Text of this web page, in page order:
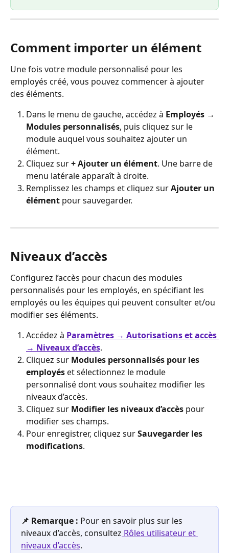
Comment importer un élément
Une fois votre module personnalisé pour les
employés créé, vous pouvez commencer à ajouter
des éléments.
Dans le menu de gauche, accédez à Employés →
Modules personnalisés, puis cliquez sur le
module auquel vous souhaitez ajouter un
élément.
Cliquez sur + Ajouter un élément. Une barre de
menu latérale apparaît à droite.
Remplissez les champs et cliquez sur Ajouter un
élément pour sauvegarder.
Niveaux d’accès
Configurez l’accès pour chacun des modules
personnalisés pour les employés, en spécifiant les
employés ou les équipes qui peuvent consulter et/ou
modifier ses éléments.
Accédez à Paramètres → Autorisations et accès
→ Niveaux d’accès.
Cliquez sur Modules personnalisés pour les
employés et sélectionnez le module
personnalisé dont vous souhaitez modifier les
niveaux d’accès.
Cliquez sur Modifier les niveaux d’accès pour
modifier ses champs.
Pour enregistrer, cliquez sur Sauvegarder les
modifications.
📌 Remarque : Pour en savoir plus sur les
niveaux d’accès, consultez Rôles utilisateur et
niveaux d’accès.